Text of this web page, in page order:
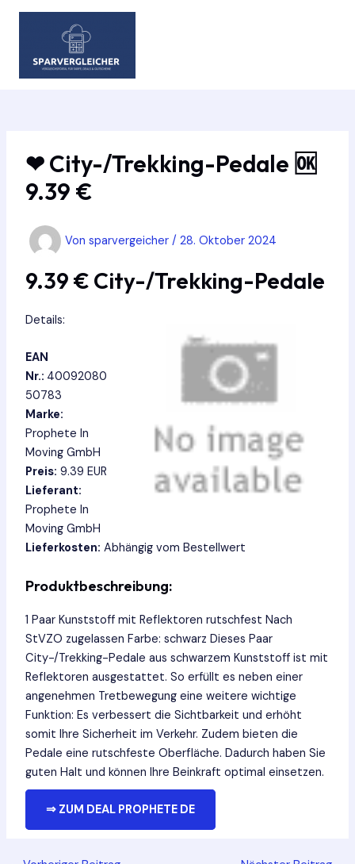
Zum
❤ City-/Trekking-Pedale 🆗
9.39 €
Von sparvergeicher / 28. Oktober 2024
9.39 € City-/Trekking-Pedale
Details:
EAN
Nr.: 40092080
50783
Marke:
Prophete In
Moving GmbH
Preis: 9.39 EUR
Lieferant:
Prophete In
Moving GmbH
Lieferkosten: Abhängig vom Bestellwert
Produktbeschreibung:
1 Paar Kunststoff mit Reflektoren rutschfest Nach
StVZO zugelassen Farbe: schwarz Dieses Paar
City-/Trekking-Pedale aus schwarzem Kunststoff ist mit
Reflektoren ausgestattet. So erfüllt es neben einer
angenehmen Tretbewegung eine weitere wichtige
Funktion: Es verbessert die Sichtbarkeit und erhöht
somit Ihre Sicherheit im Verkehr. Zudem bieten die
Pedale eine rutschfeste Oberfläche. Dadurch haben Sie
guten Halt und können Ihre Beinkraft optimal einsetzen.
⇒ ZUM DEAL PROPHETE DE